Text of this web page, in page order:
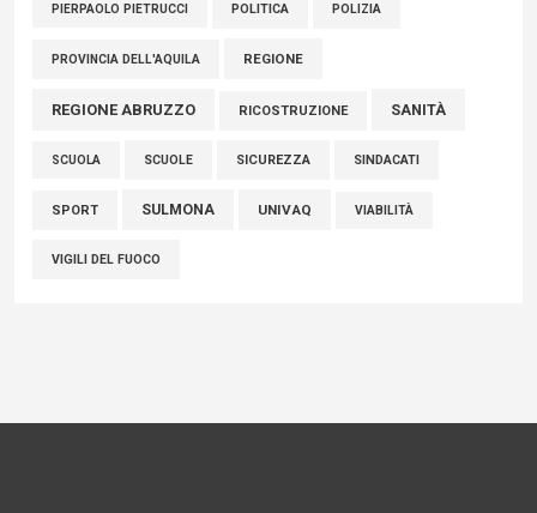
PIERPAOLO PIETRUCCI POLITICA POLIZIA
PROVINCIA DELL'AQUILA REGIONE
REGIONE ABRUZZO RICOSTRUZIONE SANITÀ
SCUOLA SCUOLE SICUREZZA SINDACATI
SPORT SULMONA UNIVAQ VIABILITÀ
VIGILI DEL FUOCO